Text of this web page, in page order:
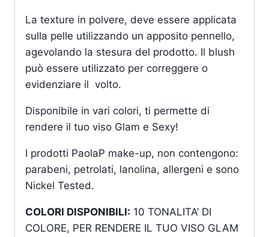
La texture in polvere, deve essere applicata
sulla pelle utilizzando un apposito pennello,
agevolando la stesura del prodotto. Il blush
può essere utilizzato per correggere o
evidenziare il volto.
Disponibile in vari colori, ti permette di
rendere il tuo viso Glam e Sexy!
I prodotti PaolaP make-up, non contengono:
parabeni, petrolati, lanolina, allergeni e sono
Nickel Tested.
COLORI DISPONIBILI: 10 TONALITA’ DI
COLORE, PER RENDERE IL TUO VISO GLAM